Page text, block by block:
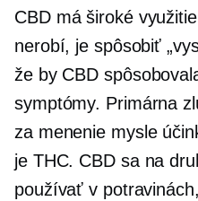
CBD má široké
nerobí, je spôsobiť
že by CBD
symptómy. Primárna
za menenie mysle
je THC. CBD sa na
používať v